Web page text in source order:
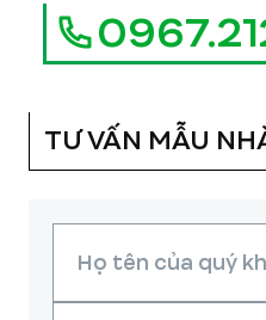
TƯ VẤN MẪU